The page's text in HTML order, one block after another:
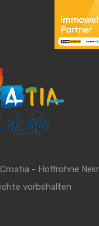
- Hoffrohne
vorbehalten